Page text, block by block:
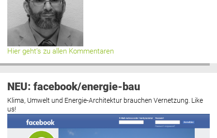
Hier geht’s zu allen Kommentaren
NEU: facebook/energie-bau
Klima, Umwelt und Energie-Architektur brauchen Vernetzung. Like
us!